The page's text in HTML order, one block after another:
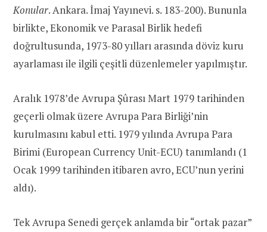
Konular. Ankara. İmaj Yayınevi. s. 183-200). Bununla
birlikte, Ekonomik ve Parasal Birlik hedefi
doğrultusunda, 1973-80 yılları arasında döviz kuru
ayarlaması ile ilgili çeşitli düzenlemeler yapılmıştır.
Aralık 1978’de Avrupa Şûrası Mart 1979 tarihinden
geçerli olmak üzere Avrupa Para Birliği’nin
kurulmasını kabul etti. 1979 yılında Avrupa Para
Birimi (European Currency Unit-ECU) tanımlandı (1
Ocak 1999 tarihinden itibaren avro, ECU’nun yerini
aldı).
Tek Avrupa Senedi gerçek anlamda bir “ortak pazar”